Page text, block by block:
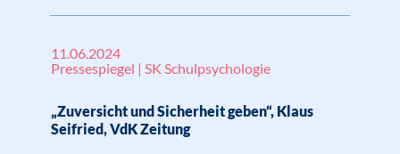
11.06.2024
Pressespiegel | SK Schulpsychologie
„Zuversicht und Sicherheit geben“, Klaus
Seifried, VdK Zeitung